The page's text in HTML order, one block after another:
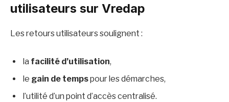
utilisateurs sur Vredap
Les retours utilisateurs soulignent :
la facilité d’utilisation,
le gain de tempspour les démarches,
l’utilité d’un point d’accès centralisé.